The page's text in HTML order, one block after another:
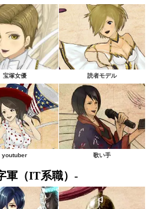
宝塚女優 読者モデル
youtuber 歌い手
軍（IT系職）-